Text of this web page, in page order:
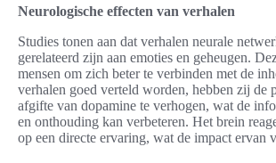
Neurologische effecten van verhalen
Studies tonen aan dat verhalen neurale
gerelateerd zijn aan emoties en geheugen.
mensen om zich beter te verbinden met de
verhalen goed verteld worden, hebben zij de
afgifte van dopamine te verhogen, wat de
en onthouding kan verbeteren. Het brein
op een directe ervaring, wat de impact ervan